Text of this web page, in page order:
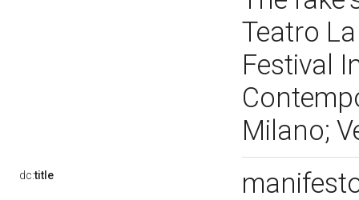
Teatro
Festival
Milano;
dc:title